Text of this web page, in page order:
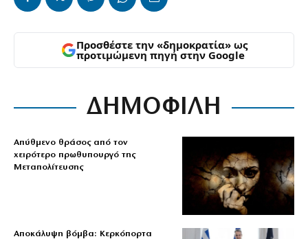
Προσθέστε την «δημοκρατία» ως
προτιμώμενη πηγή στην Google
ΔΗΜΟΦΙΛΗ
Απύθμενο θράσος από τον
χειρότερο πρωθυπουργό της
Μεταπολίτευσης
Αποκάλυψη βόμβα: Κερκόπορτα